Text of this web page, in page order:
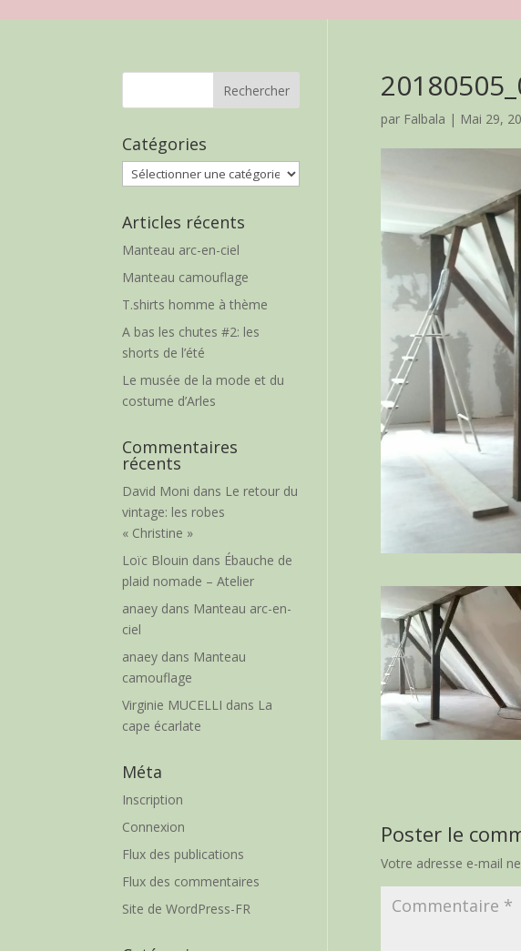
par Falbala | Mai 29,
Poster le
Votre adresse e-mail
Catégories
Catégories
Articles récents
Manteau arc-en-ciel
Manteau camouflage
T.shirts homme à thème
A bas les chutes #2: les
shorts de l’été
Le musée de la mode et du
costume d’Arles
Commentaires
récents
David Moni dans Le retour du
vintage: les robes
« Christine »
Loïc Blouin dans Ébauche de
plaid nomade – Atelier
anaey dans Manteau arc-en-
ciel
anaey dans Manteau
camouflage
Virginie MUCELLI dans La
cape écarlate
Méta
Inscription
Connexion
Flux des publications
Flux des commentaires
Site de WordPress-FR